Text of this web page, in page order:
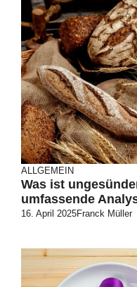
ALLGEMEIN
Was ist
umfassende
16. April 2025Franck Müller